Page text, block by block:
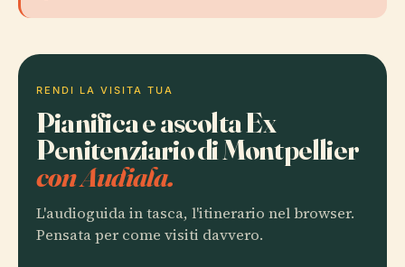
RENDI LA VISITA TUA
Pianifica e ascolta Ex
Penitenziario di Montpellier
con Audiala.
L'audioguida in tasca, l'itinerario nel browser.
Pensata per come visiti davvero.